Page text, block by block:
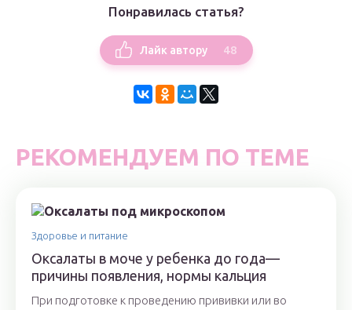
Понравилась статья?
Лайк автору 48
РЕКОМЕНДУЕМ ПО ТЕМЕ
Здоровье и питание
Оксалаты в моче у ребенка до года—
причины появления, нормы кальция
При подготовке к проведению прививки или во